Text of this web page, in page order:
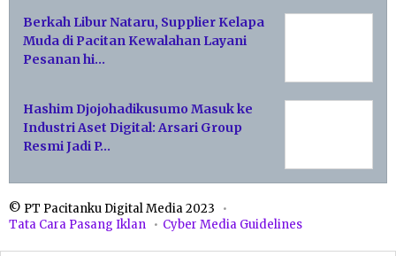
Berkah Libur Nataru, Supplier Kelapa
Muda di Pacitan Kewalahan Layani
Pesanan hi…
Hashim Djojohadikusumo Masuk ke
Industri Aset Digital: Arsari Group
Resmi Jadi P…
© PT Pacitanku Digital Media 2023
Tata Cara Pasang Iklan
Cyber Media Guidelines